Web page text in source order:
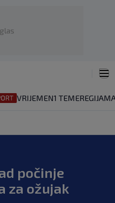
VRIJEMEN1 TEMEREGIJA
počinje
za ožujak